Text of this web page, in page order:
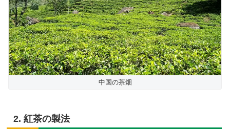
中国の茶畑
2. 紅茶の製法